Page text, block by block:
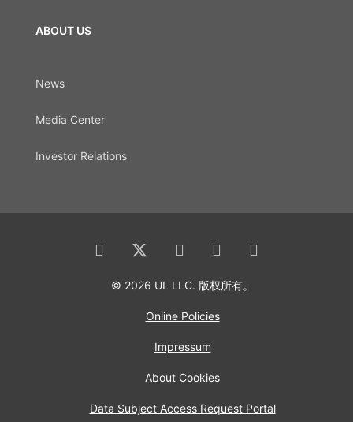
ABOUT US
News
Media Center
Investor Relations
© 2026 UL LLC. 版权所有。
Online Policies
Impressum
About Cookies
Data Subject Access Request Portal